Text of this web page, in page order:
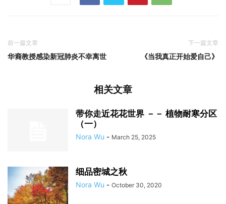
前一篇文章
华裔教授感染新冠肺炎不幸离世
下一篇文章
《当我真正开始爱自己》
相关文章
带你走近花花世界 －－ 植物耐寒分区
（一）
Nora Wu - March 25, 2025
细品密城之秋
Nora Wu - October 30, 2020